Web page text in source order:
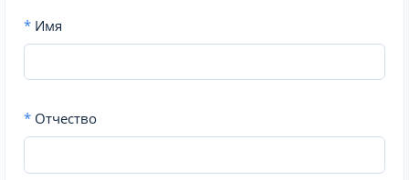
* Имя
* Отчество